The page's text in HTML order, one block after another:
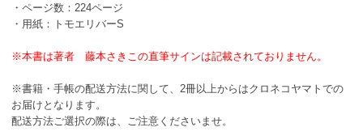
・ページ数：224ページ
・用紙：トモエリバーS
※本書は著者 藤本さきこの直筆サインは記載されておりません。
※書籍・手帳の配送方法に関して、2冊以上からはクロネコヤマトでの
お届けとなります。
配送方法ご選択の際は、ご注意くださいませ。